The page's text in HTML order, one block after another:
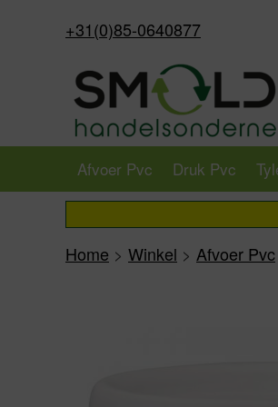
+31(0)85-0640877
Afvoer Pvc Druk Pvc
Home > Winkel > Afvoer Pvc